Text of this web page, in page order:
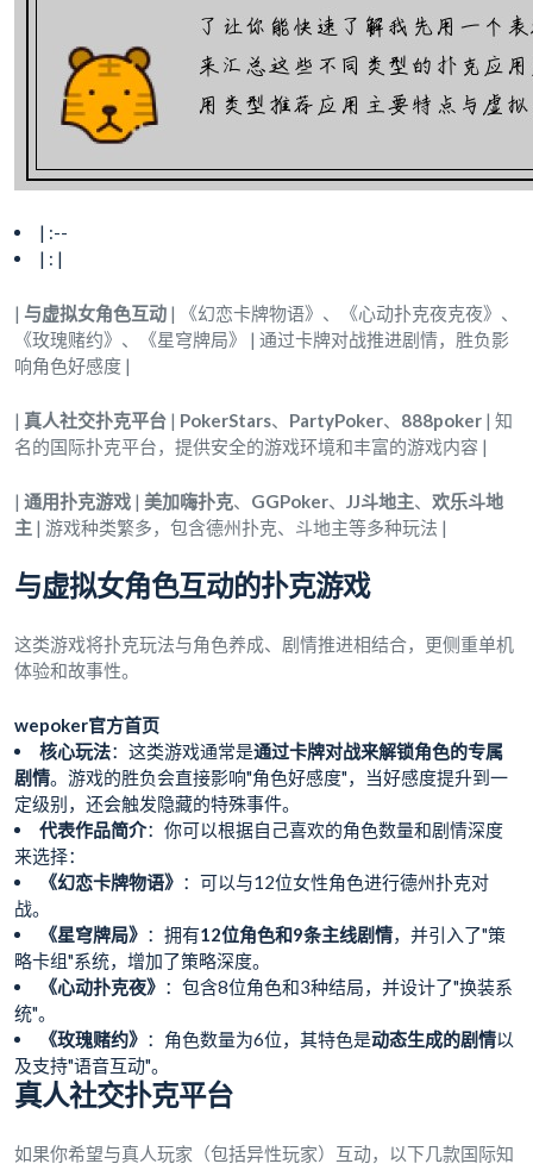
| :--
| : |
| 与虚拟女角色互动 | 《幻恋卡牌物语》、《心动扑克夜克夜》、
《玫瑰赌约》、《星穹牌局》 | 通过卡牌对战推进剧情，胜负影
响角色好感度 |
| 真人社交扑克平台 | PokerStars、 PartyPoker、 888poker | 知
名的国际扑克平台，提供安全的游戏环境和丰富的游戏内容 |
| 通用扑克游戏 | 美加嗨扑克、 GGPoker、 JJ斗地主、 欢乐斗地
主 | 游戏种类繁多，包含德州扑克、斗地主等多种玩法 |
与虚拟女角色互动的扑克游戏
这类游戏将扑克玩法与角色养成、剧情推进相结合，更侧重单机
体验和故事性。
wepoker官方首页
核心玩法：这类游戏通常是通过卡牌对战来解锁角色的专属
剧情。游戏的胜负会直接影响"角色好感度"，当好感度提升到一
定级别，还会触发隐藏的特殊事件。
代表作品简介：你可以根据自己喜欢的角色数量和剧情深度
来选择：
《幻恋卡牌物语》 ：可以与12位女性角色进行德州扑克对
战。
《星穹牌局》 ：拥有12位角色和9条主线剧情，并引入了"策
略卡组"系统，增加了策略深度。
《心动扑克夜》 ：包含8位角色和3种结局，并设计了"换装系
统"。
《玫瑰赌约》 ：角色数量为6位，其特色是动态生成的剧情以
及支持"语音互动"。
真人社交扑克平台
如果你希望与真人玩家（包括异性玩家）互动，以下几款国际知